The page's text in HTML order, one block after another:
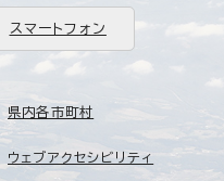
スマートフォン
県内各市町村
ウェブアクセシビリティ